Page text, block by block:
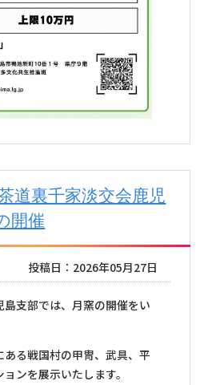
道裏千家淡交会鹿児
開催
投稿日：2026年05月27日
支部では、月窯の開催をい
る戦国村の甲冑、武具、平
ンを展示いたします。